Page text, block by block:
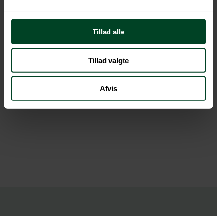
Tillad alle
Tillad valgte
Afvis